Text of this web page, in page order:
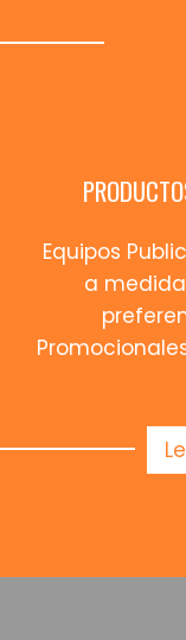
Equipos
a